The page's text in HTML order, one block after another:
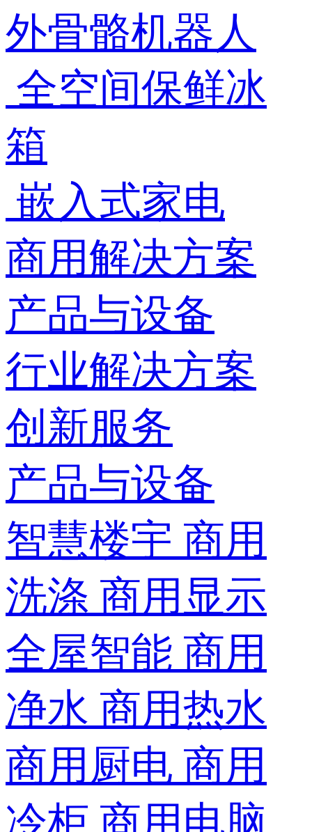
外骨骼机器人
全空间保鲜冰
箱
嵌入式家电
商用解决方案
产品与设备
行业解决方案
创新服务
产品与设备
智慧楼宇 商用
洗涤 商用显示
全屋智能 商用
净水 商用热水
商用厨电 商用
冷柜 商用电脑